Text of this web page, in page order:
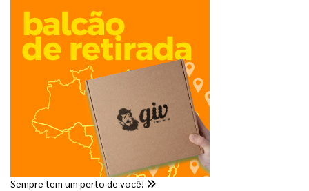
Sempre tem um perto de você!